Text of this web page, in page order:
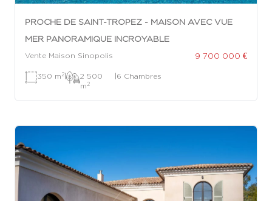
PROCHE DE SAINT-TROPEZ - MAISON AVEC VUE
MER PANORAMIQUE INCROYABLE
Vente Maison Sinopolis 9 700 000 €
350 m 2|
2 500
m 2
|6 Chambres